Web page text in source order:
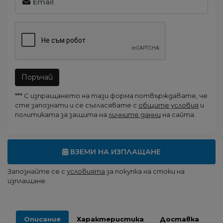
Поръчай
*** С изпращането на тази форма потвърждавате, че
сте запознати и се съгласявате с общите условия и
политиката за защита на личните данни на сайта.
ВЗЕМИ НА ИЗПЛАЩАНЕ
Запознайте се с условията за покупка на стоки на
изплащане.
Описание Характеристика Доставка